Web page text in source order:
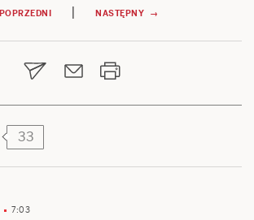
| NASTĘPNY →
33
7:03